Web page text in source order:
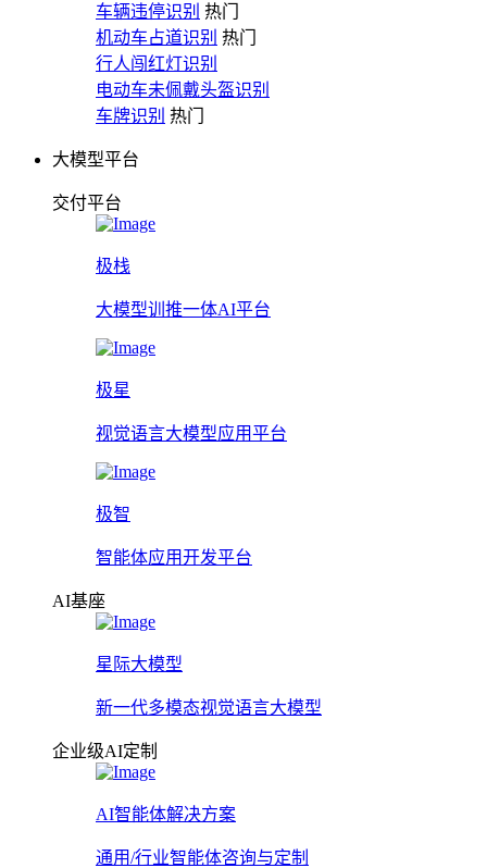
车辆违停识别 热门
机动车占道识别 热门
行人闯红灯识别
电动车未佩戴头盔识别
车牌识别 热门
大模型平台
交付平台
极栈
大模型训推一体AI平台
极星
视觉语言大模型应用平台
极智
智能体应用开发平台
AI基座
星际大模型
新一代多模态视觉语言大模型
企业级AI定制
AI智能体解决方案
通用/行业智能体咨询与定制